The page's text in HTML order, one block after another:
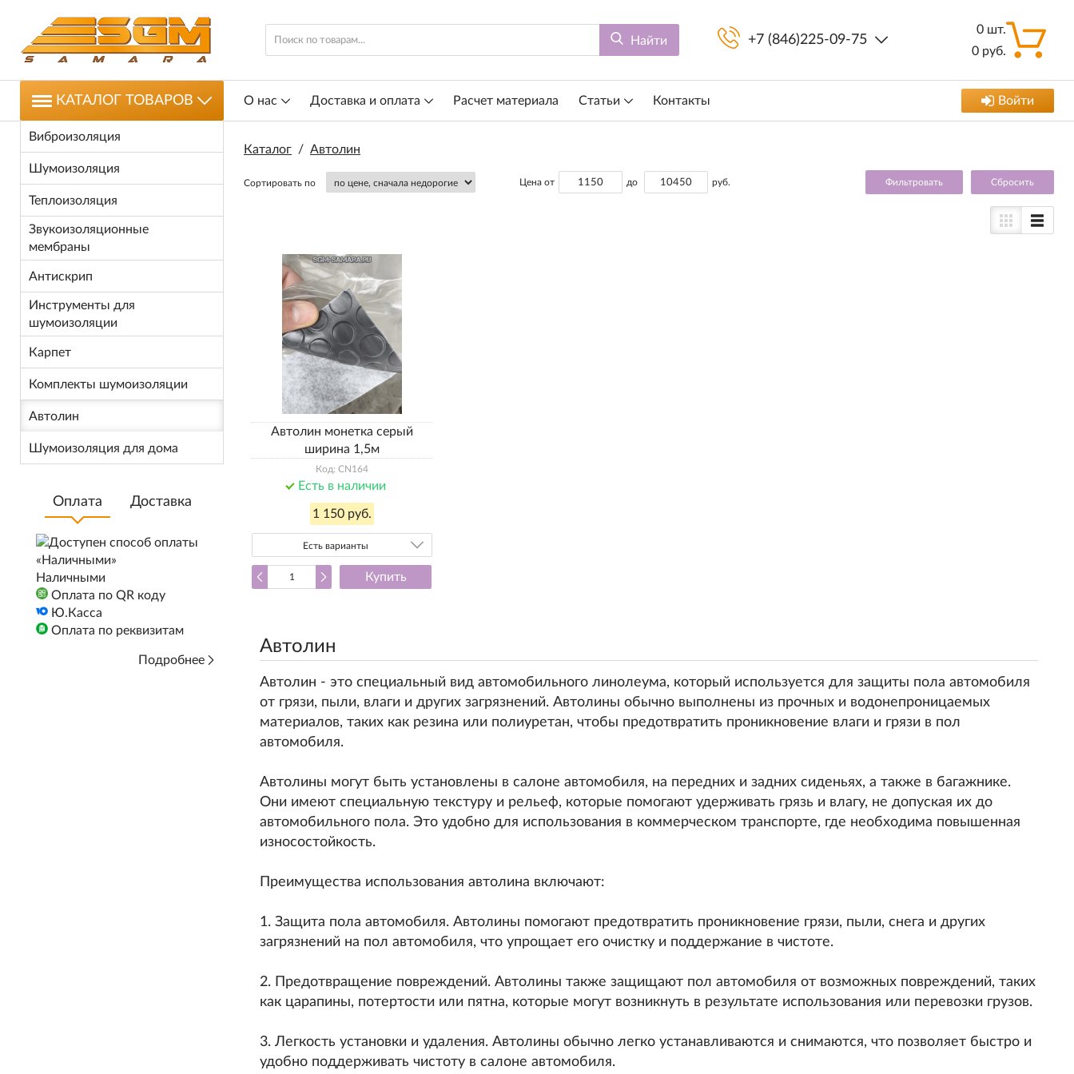
Найти +7 (846)225-09-75
0 шт.
0 руб.
КАТАЛОГ ТОВАРОВ
Виброизоляция
Шумоизоляция
Теплоизоляция
Звукоизоляционные
мембраны
Антискрип
Инструменты для
шумоизоляции
Карпет
Комплекты шумоизоляции
Автолин
Шумоизоляция для дома
Оплата Доставка
Наличными
Оплата по QR коду
Ю.Касса
Оплата по реквизитам
Подробнее
О нас Доставка и оплата Расчет материала Статьи Контакты Войти
Каталог / Автолин
Сортировать по Цена от до руб. Cбросить
Автолин монетка серый
ширина 1,5м
Код: CN164
Есть в наличии
1 150 руб.
Есть варианты
Купить
Автолин
Автолин - это специальный вид автомобильного линолеума, который используется для защиты пола автомобиля
от грязи, пыли, влаги и других загрязнений. Автолины обычно выполнены из прочных и водонепроницаемых
материалов, таких как резина или полиуретан, чтобы предотвратить проникновение влаги и грязи в пол
автомобиля.
Автолины могут быть установлены в салоне автомобиля, на передних и задних сиденьях, а также в багажнике.
Они имеют специальную текстуру и рельеф, которые помогают удерживать грязь и влагу, не допуская их до
автомобильного пола. Это удобно для использования в коммерческом транспорте, где необходима повышенная
износостойкость.
Преимущества использования автолина включают:
1. Защита пола автомобиля. Автолины помогают предотвратить проникновение грязи, пыли, снега и других
загрязнений на пол автомобиля, что упрощает его очистку и поддержание в чистоте.
2. Предотвращение повреждений. Автолины также защищают пол автомобиля от возможных повреждений, таких
как царапины, потертости или пятна, которые могут возникнуть в результате использования или перевозки грузов.
3. Легкость установки и удаления. Автолины обычно легко устанавливаются и снимаются, что позволяет быстро и
удобно поддерживать чистоту в салоне автомобиля.